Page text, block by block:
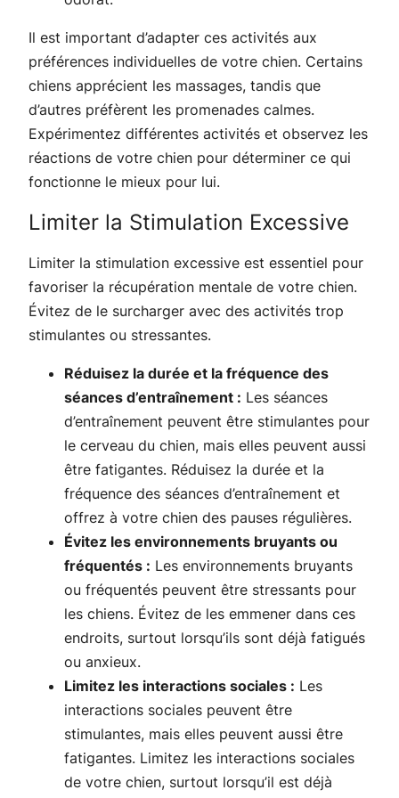
Il est important d’adapter ces activités aux
préférences individuelles de votre chien. Certains
chiens apprécient les massages, tandis que
d’autres préfèrent les promenades calmes.
Expérimentez différentes activités et observez les
réactions de votre chien pour déterminer ce qui
fonctionne le mieux pour lui.
Limiter la Stimulation Excessive
Limiter la stimulation excessive est essentiel pour
favoriser la récupération mentale de votre chien.
Évitez de le surcharger avec des activités trop
stimulantes ou stressantes.
Réduisez la durée et la fréquence des
séances d’entraînement : Les séances
d’entraînement peuvent être stimulantes pour
le cerveau du chien, mais elles peuvent aussi
être fatigantes. Réduisez la durée et la
fréquence des séances d’entraînement et
offrez à votre chien des pauses régulières.
Évitez les environnements bruyants ou
fréquentés : Les environnements bruyants
ou fréquentés peuvent être stressants pour
les chiens. Évitez de les emmener dans ces
endroits, surtout lorsqu’ils sont déjà fatigués
ou anxieux.
Limitez les interactions sociales : Les
interactions sociales peuvent être
stimulantes, mais elles peuvent aussi être
fatigantes. Limitez les interactions sociales
de votre chien, surtout lorsqu’il est déjà